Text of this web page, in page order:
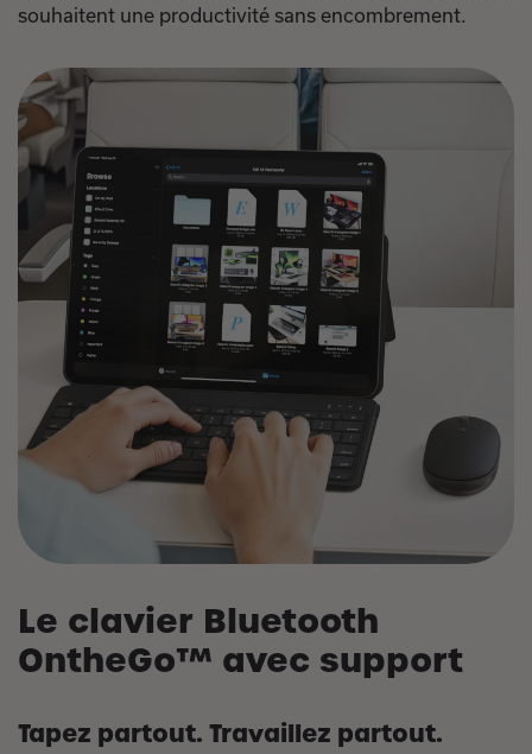
souhaitent une productivité sans encombrement.
Le clavier Bluetooth
OntheGo™ avec support
Tapez partout. Travaillez partout.